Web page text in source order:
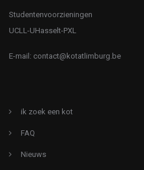
Studentenvoorzieningen
UCLL-UHasselt-PXL
E-mail: contact@kotatlimburg.be
ik zoek een kot
FAQ
Nieuws